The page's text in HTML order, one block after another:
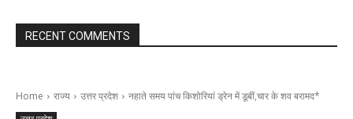
RECENT COMMENTS